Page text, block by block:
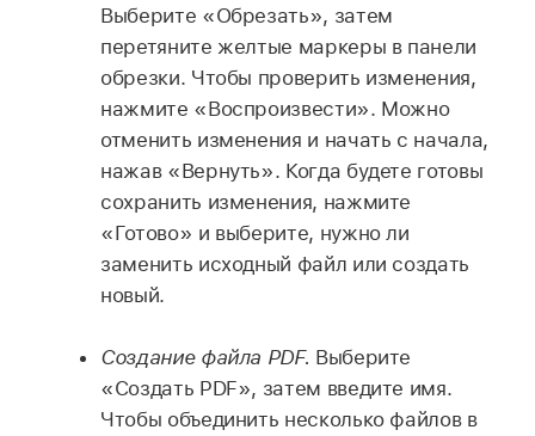
Выберите «Обрезать», затем
перетяните желтые маркеры в панели
обрезки. Чтобы проверить изменения,
нажмите «Воспроизвести». Можно
отменить изменения и начать с начала,
нажав «Вернуть». Когда будете готовы
сохранить изменения, нажмите
«Готово» и выберите, нужно ли
заменить исходный файл или создать
новый.
Создание файла PDF. Выберите
«Создать PDF», затем введите имя.
Чтобы объединить несколько файлов в